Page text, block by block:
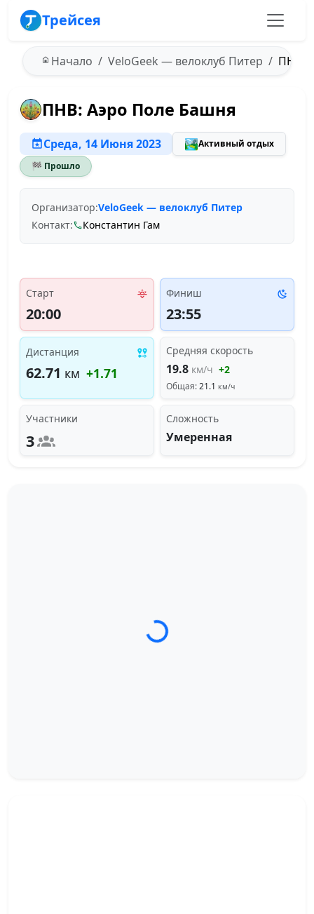
Трейсея
Начало VeloGeek — велоклуб Питер ПНВ:
ПНВ: Аэро Поле Башня
Среда, 14 Июня 2023 🏞️Активный отдых
🏁 Прошло
Организатор:VeloGeek — велоклуб Питер
Контакт:
Константин Гам
Старт
20:00
Финиш
23:55
Дистанция
62.71 км +1.71
Средняя скорость
19.8 км/ч +2
Общая:21.1 км/ч
Участники
3
Сложность
Умеренная
Загрузка трека...